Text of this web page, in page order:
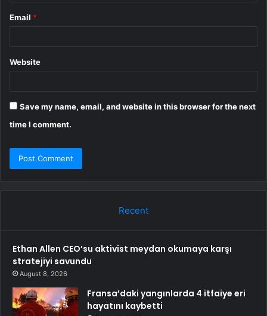
Email *
Website
Save my name, email, and website in this browser for the next
time I comment.
Recent
Ethan Allen CEO’su aktivist meydan okumaya karşı
stratejiyi savundu
August 8, 2026
Fransa’daki yangınlarda 4 itfaiye eri
hayatını kaybetti